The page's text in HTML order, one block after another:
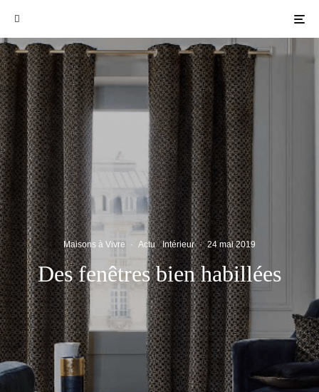
Maisons à Vivre · Actu Intérieur · 24 mai 2019
Des fenêtres bien habillées